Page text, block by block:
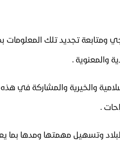
ومتابعة تجديد تلك المعلومات
والمعنوية .
والخيرية والمشاركة في هذه
.
البلاد وتسهيل مهمتها ومدها بما